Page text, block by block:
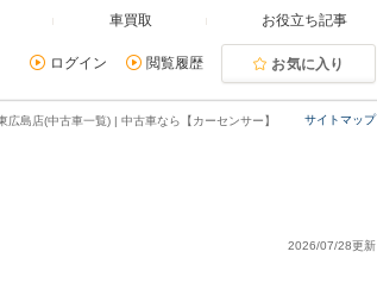
車買取 お役立ち記事
ログイン 閲覧履歴 お気に入り
サイトマップ
広島店(中古車一覧) | 中古車なら【カーセンサー】
2026/07/28更新